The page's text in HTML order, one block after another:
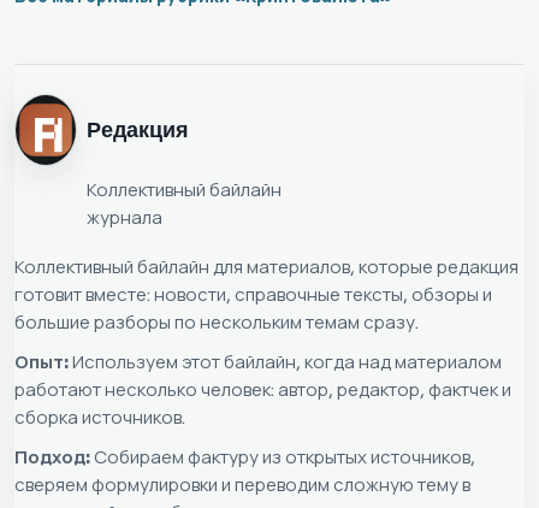
Редакция
Коллективный байлайн
журнала
Коллективный байлайн для материалов, которые редакция
готовит вместе: новости, справочные тексты, обзоры и
большие разборы по нескольким темам сразу.
Опыт:Используем этот байлайн, когда над материалом
работают несколько человек: автор, редактор, фактчек и
сборка источников.
Подход: Собираем фактуру из открытых источников,
сверяем формулировки и переводим сложную тему в